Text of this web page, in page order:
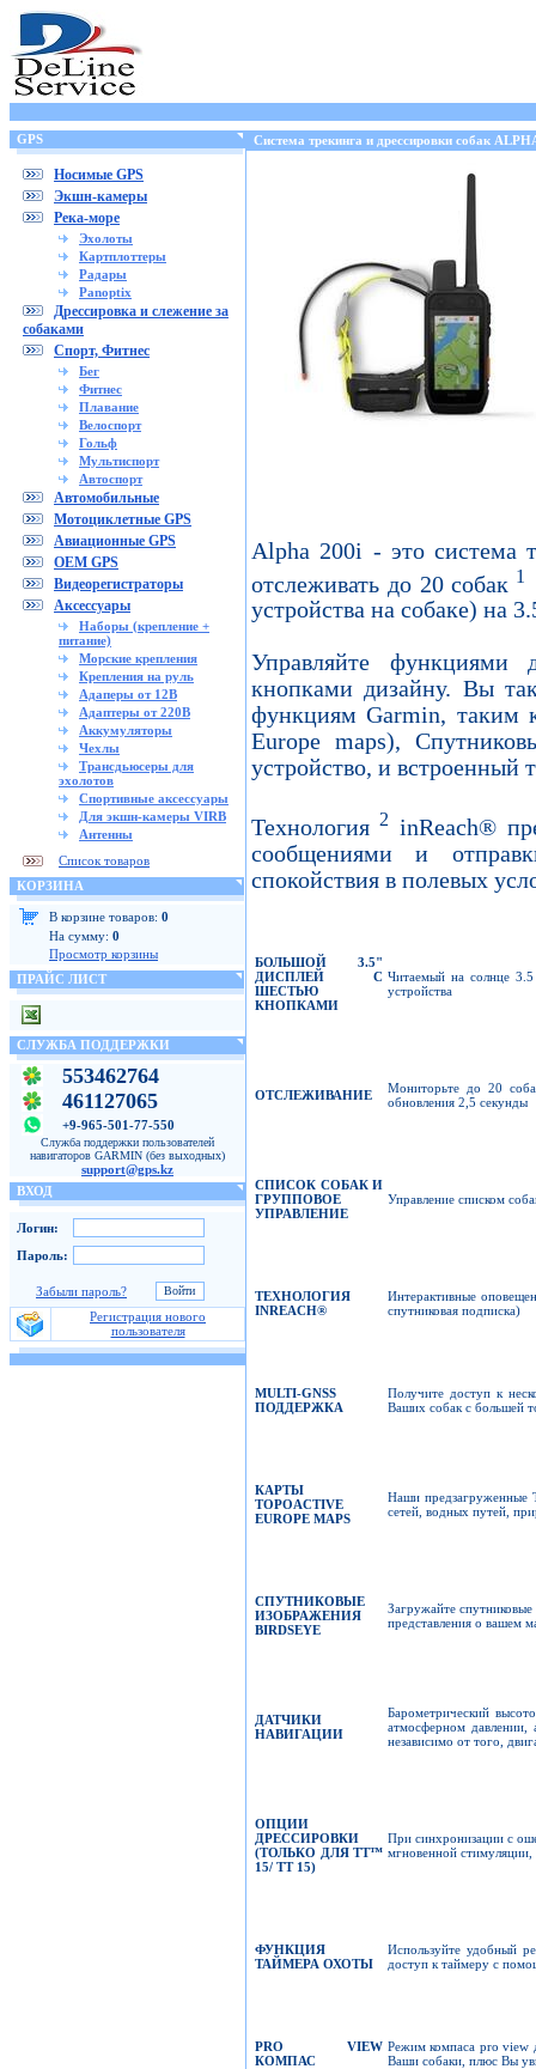
GPS
Носимые GPS
Экшн-камеры
Река-море
Эхолоты
Картплоттеры
Радары
Panoptix
Дрессировка и слежение за
собаками
Спорт, Фитнес
Бег
Фитнес
Плавание
Велоспорт
Гольф
Мультиспорт
Автоспорт
Автомобильные
Мотоциклетные GPS
Авиационные GPS
OEM GPS
Видеорегистраторы
Аксессуары
Наборы (крепление +
питание)
Морские крепления
Крепления на руль
Адаперы от 12В
Адаптеры от 220В
Аккумуляторы
Чехлы
Трансдьюсеры для
эхолотов
Спортивные аксессуары
Для экшн-камеры VIRB
Антенны
Список товаров
КОРЗИНА
В корзине товаров: 0
На сумму: 0
Просмотр корзины
ПРАЙС ЛИСТ
СЛУЖБА ПОДДЕРЖКИ
553462764
461127065
+9-965-501-77-550
Служба поддержки пользователей
навигаторов GARMIN (без выходных)
support@gps.kz
ВХОД
Логин:
Пароль:
Забыли пароль?
Регистрация нового
пользователя
Cистема трекинга и дрессировки собак
Alpha 200i - это система
отслеживать до 20 собак 1
устройства на собаке) на
Управляйте функциями
кнопками дизайну. Вы
функциям Garmin, таким
Europe maps),
устройство, и встроенный
Технология 2 inReach®
сообщениями и
спокойствия в полевых
БОЛЬШОЙ 3.5"
ДИСПЛЕЙ
С
ШЕСТЬЮ
КНОПКАМИ
Читаемый на солнце
устройства
ОТСЛЕЖИВАНИЕ
Мониторьте до 20
обновления 2,5 секунды
СПИСОК СОБАК И
ГРУППОВОЕ
УПРАВЛЕНИЕ
Управление списком
ТЕХНОЛОГИЯ
INREACH®
Интерактивные
спутниковая подписка)
MULTI-GNSS
ПОДДЕРЖКА
Получите доступ к
Ваших собак с большей
КАРТЫ
TOPOACTIVE
EUROPE MAPS
Наши предзагруженные
сетей, водных путей,
СПУТНИКОВЫЕ
ИЗОБРАЖЕНИЯ
BIRDSEYE
Загружайте
представления о вашем
ДАТЧИКИ
НАВИГАЦИИ
Барометрический
атмосферном давлении,
независимо от того,
ОПЦИИ
ДРЕССИРОВКИ
(ТОЛЬКО ДЛЯ TT™
15/ TT 15)
При синхронизации с
мгновенной
ФУНКЦИЯ
ТАЙМЕРА ОХОТЫ
Используйте удобный
доступ к таймеру с
PRO VIEW
КОМПАС
Режим компаса pro view
Ваши собаки, плюс Вы